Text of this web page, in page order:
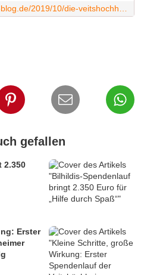
gefallen
2.350
Erster